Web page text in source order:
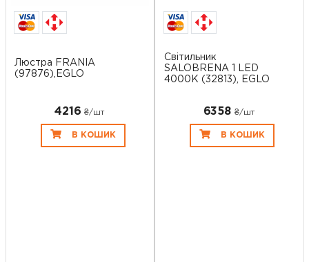
Люстра FRANIA
(97876),EGLO
4216 ₴/шт
В КОШИК
Світильник
SALOBRENA 1 LED
4000K (32813), EGLO
6358 ₴/шт
В КОШИК